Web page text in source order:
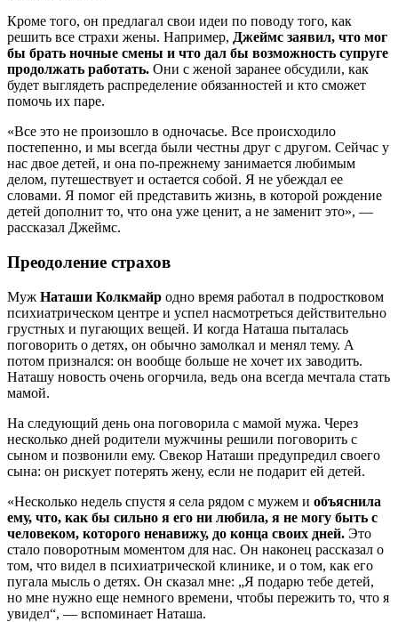
Кроме того, он предлагал свои идеи по поводу того, как
решить все страхи жены. Например, Джеймс заявил, что мог
бы брать ночные смены и что дал бы возможность супруге
продолжать работать. Они с женой заранее обсудили, как
будет выглядеть распределение обязанностей и кто сможет
помочь их паре.
«Все это не произошло в одночасье. Все происходило
постепенно, и мы всегда были честны друг с другом. Сейчас у
нас двое детей, и она по-прежнему занимается любимым
делом, путешествует и остается собой. Я не убеждал ее
словами. Я помог ей представить жизнь, в которой рождение
детей дополнит то, что она уже ценит, а не заменит это», —
рассказал Джеймс.
Преодоление страхов
Муж Наташи Колкмайр одно время работал в подростковом
психиатрическом центре и успел насмотреться действительно
грустных и пугающих вещей. И когда Наташа пыталась
поговорить о детях, он обычно замолкал и менял тему. А
потом признался: он вообще больше не хочет их заводить.
Наташу новость очень огорчила, ведь она всегда мечтала стать
мамой.
На следующий день она поговорила с мамой мужа. Через
несколько дней родители мужчины решили поговорить с
сыном и позвонили ему. Свекор Наташи предупредил своего
сына: он рискует потерять жену, если не подарит ей детей.
«Несколько недель спустя я села рядом с мужем и объяснила
ему, что, как бы сильно я его ни любила, я не могу быть с
человеком, которого ненавижу, до конца своих дней. Это
стало поворотным моментом для нас. Он наконец рассказал о
том, что видел в психиатрической клинике, и о том, как его
пугала мысль о детях. Он сказал мне: „Я подарю тебе детей,
но мне нужно еще немного времени, чтобы пережить то, что я
увидел“, — вспоминает Наташа.